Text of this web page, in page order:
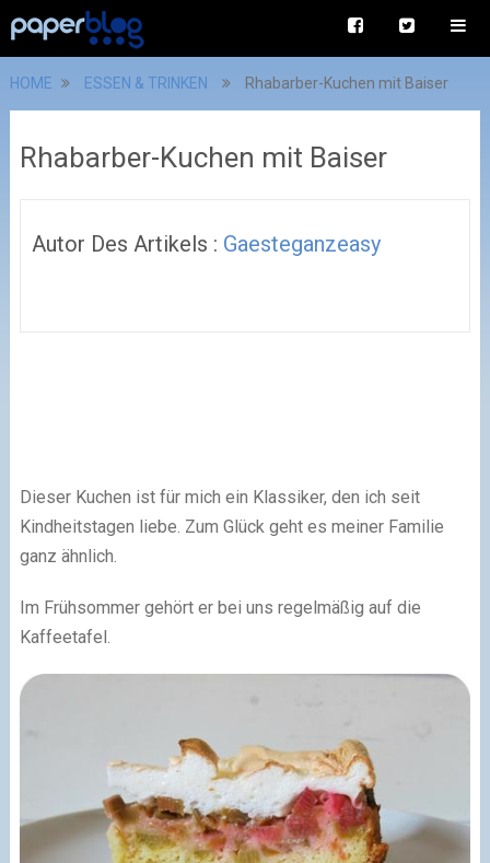
HOME ESSEN & TRINKEN Rhabarber-Kuchen mit Baiser
Rhabarber-Kuchen mit Baiser
Autor Des Artikels : Gaesteganzeasy
Dieser Kuchen ist für mich ein Klassiker, den ich seit
Kindheitstagen liebe. Zum Glück geht es meiner Familie
ganz ähnlich.
Im Frühsommer gehört er bei uns regelmäßig auf die
Kaffeetafel.